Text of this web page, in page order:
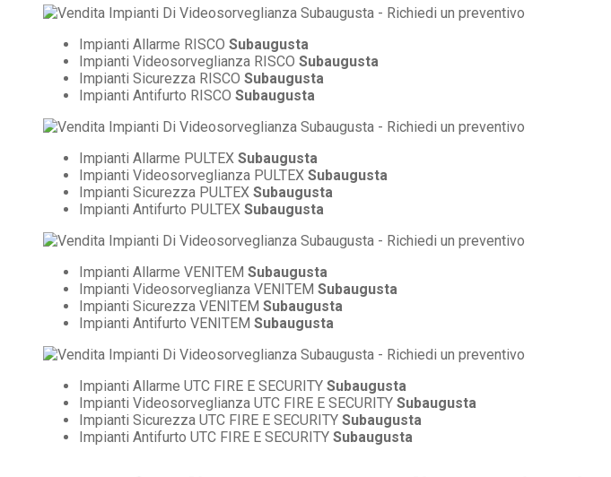
Impianti Allarme RISCO Subaugusta
Impianti Videosorveglianza RISCO Subaugusta
Impianti Sicurezza RISCO Subaugusta
Impianti Antifurto RISCO Subaugusta
Impianti Allarme PULTEX Subaugusta
Impianti Videosorveglianza PULTEX Subaugusta
Impianti Sicurezza PULTEX Subaugusta
Impianti Antifurto PULTEX Subaugusta
Impianti Allarme VENITEM Subaugusta
Impianti Videosorveglianza VENITEM Subaugusta
Impianti Sicurezza VENITEM Subaugusta
Impianti Antifurto VENITEM Subaugusta
Impianti Allarme UTC FIRE E SECURITY Subaugusta
Impianti Videosorveglianza UTC FIRE E SECURITY Subaugusta
Impianti Sicurezza UTC FIRE E SECURITY Subaugusta
Impianti Antifurto UTC FIRE E SECURITY Subaugusta